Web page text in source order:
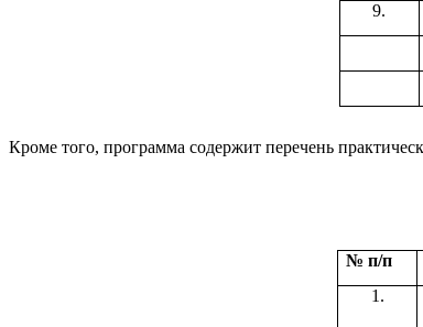
9.
Кроме того, программа содержит перечень
№ п/п
1.